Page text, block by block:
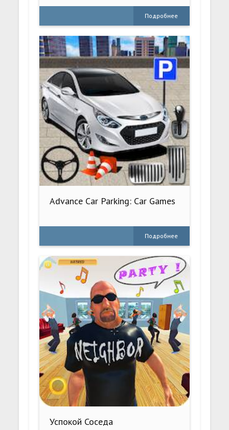
Подробнее
Advance Car Parking: Car Games
Подробнее
Успокой Соседа